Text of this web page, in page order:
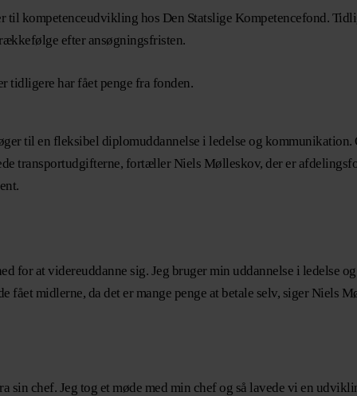
til kompetenceudvikling hos Den Statslige Kompetencefond.
efter ansøgningsfristen.
tidligere har fået penge fra fonden.
til en fleksibel diplomuddannelse i ledelse og kommunikation.
transportudgifterne, fortæller Niels Mølleskov, der er
for at videreuddanne sig. Jeg bruger min uddannelse i ledelse
fået midlerne, da det er mange penge at betale selv, siger Niels
sin chef. Jeg tog et møde med min chef og så lavede vi en